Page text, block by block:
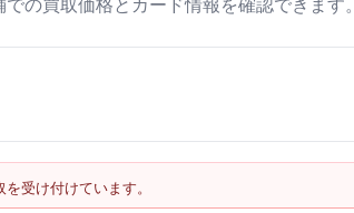
の買取価格とカード情報を確認できます。
受け付けています。